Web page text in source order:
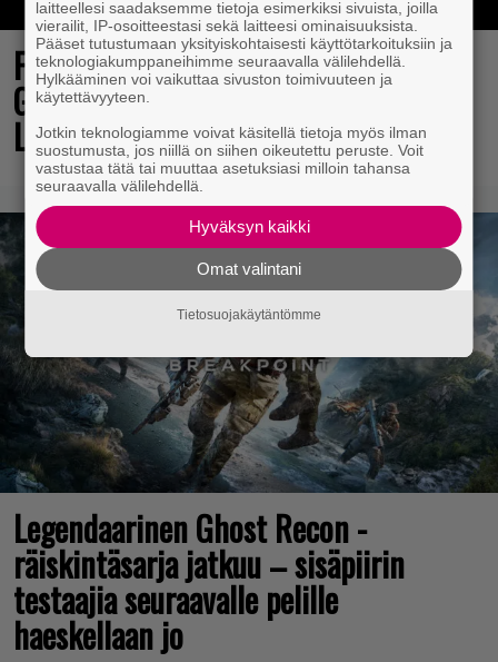
Final Fantasy VII Revelation näytillä
Gamescom-messujen Opening Night
Live -tapahtumassa
Legendaarinen Ghost Recon -
räiskintäsarja jatkuu – sisäpiirin
testaajia seuraavalle pelille
haeskellaan jo
laitteellesi saadaksemme tietoja esimerkiksi sivuista, joilla
vierailit, IP-osoitteestasi sekä laitteesi ominaisuuksista.
Pääset tutustumaan yksityiskohtaisesti käyttötarkoituksiin ja
teknologiakumppaneihimme seuraavalla välilehdellä.
Hylkääminen voi vaikuttaa sivuston toimivuuteen ja
käytettävyyteen.
Jotkin teknologiamme voivat käsitellä tietoja myös ilman
suostumusta, jos niillä on siihen oikeutettu peruste. Voit
vastustaa tätä tai muuttaa asetuksiasi milloin tahansa
seuraavalla välilehdellä.
Hyväksyn kaikki
Omat valintani
Tietosuojakäytäntömme